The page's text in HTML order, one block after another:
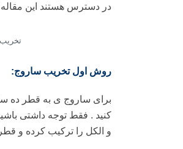
در دسترس هستند این مقاله
روش اول تخریب ساروج:
کنید . فقط توجه داشتی
و الکل را ترکیب کرده و